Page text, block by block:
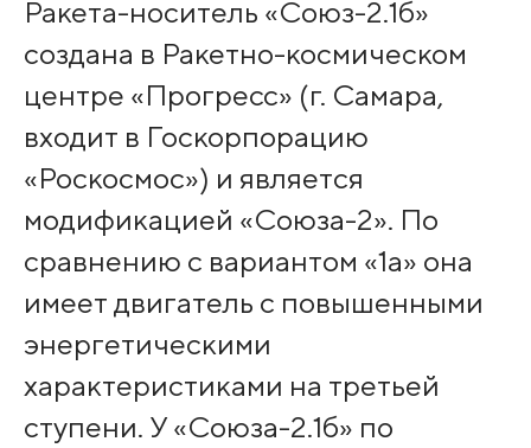
Ракета-носитель «Союз-2.1б»
создана в Ракетно-космическом
центре «Прогресс» (г. Самара,
входит в Госкорпорацию
«Роскосмос») и является
модификацией «Союза-2». По
сравнению с вариантом «1а» она
имеет двигатель с повышенными
энергетическими
характеристиками на третьей
ступени. У «Союза-2.1б» по